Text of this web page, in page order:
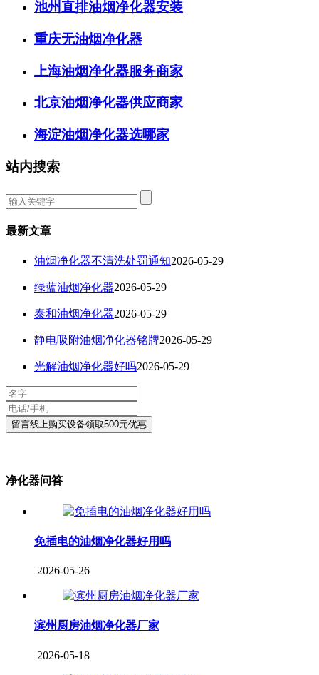
池州直排油烟净化器安装
重庆无油烟净化器
上海油烟净化器服务商家
北京油烟净化器供应商家
海淀油烟净化器选哪家
站内搜索
最新文章
油烟净化器不清洗处罚通知2026-05-29
绿蓝油烟净化器2026-05-29
泰和油烟净化器2026-05-29
静电吸附油烟净化器铭牌2026-05-29
光解油烟净化器好吗2026-05-29
净化器问答
免插电的油烟净化器好用吗
2026-05-26
滨州厨房油烟净化器厂家
2026-05-18